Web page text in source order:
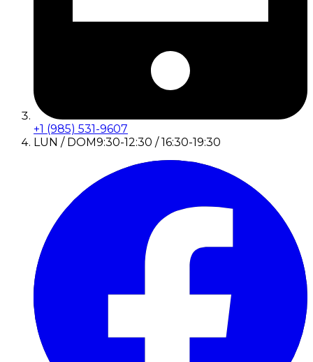
+1 (985) 531-9607
LUN / DOM9:30-12:30 / 16:30-19:30